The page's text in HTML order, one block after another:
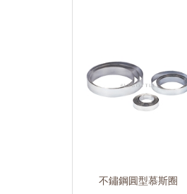
不鏽鋼圓型慕斯圈